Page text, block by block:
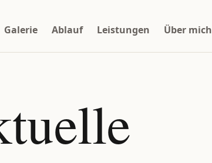
Galerie Ablauf Leistungen Über mich